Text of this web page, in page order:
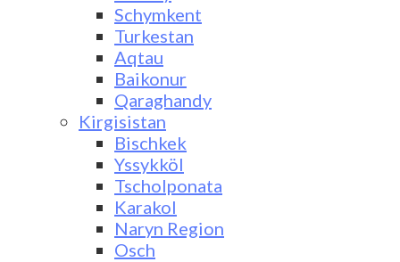
Schymkent
Turkestan
Aqtau
Baikonur
Qaraghandy
Kirgisistan
Bischkek
Yssykköl
Tscholponata
Karakol
Naryn Region
Osch